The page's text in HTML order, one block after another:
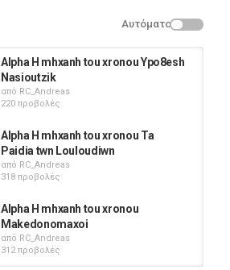
Αυτόματο
Alpha H mhxanh tou xronou Ypo8esh
Nasioutzik
από RC_Andreas
220 προβολές
Alpha H mhxanh tou xronou Ta
Paidia twn Louloudiwn
από RC_Andreas
318 προβολές
Alpha H mhxanh tou xronou
Makedonomaxoi
από RC_Andreas
312 προβολές